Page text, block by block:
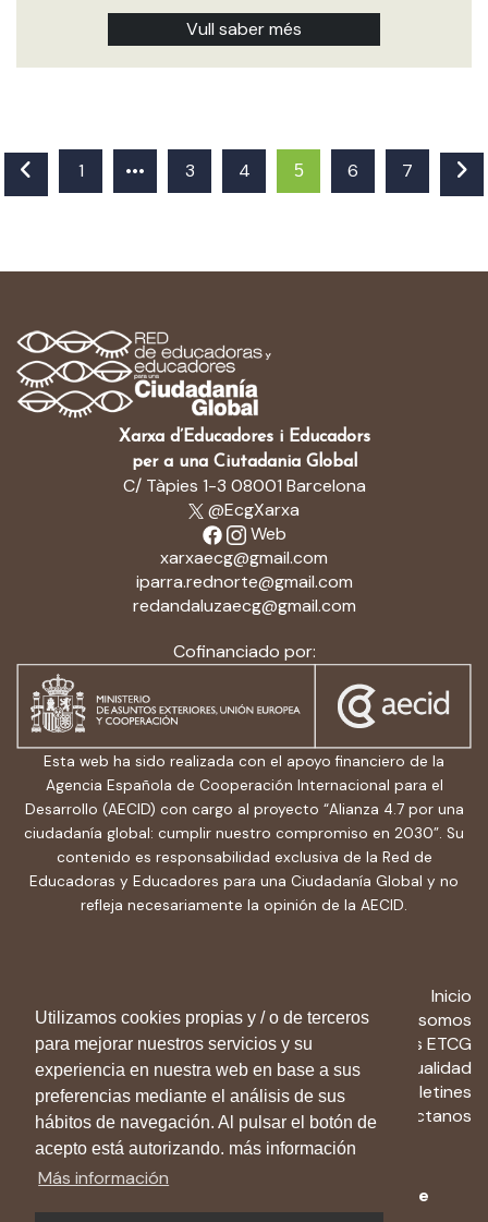
Utilizamos cookies propias y / o de terceros
para mejorar nuestros servicios y su
experiencia en nuestra web en base a sus
preferencias mediante el análisis de sus
hábitos de navegación. Al pulsar el botón de
acepto está autorizando. más información
Más información
Vull saber més
1 ••• 3 4 5 6 7
Xarxa d’Educadores i Educadors
per a una Ciutadania Global
C/ Tàpies 1-3 08001 Barcelona
@EcgXarxa
Web
xarxaecg@gmail.com
iparra.rednorte@gmail.com
redandaluzaecg@gmail.com
Cofinanciado por:
Esta web ha sido realizada con el apoyo financiero de la
Agencia Española de Cooperación Internacional para el
Desarrollo (AECID) con cargo al proyecto “Alianza 4.7 por una
ciudadanía global: cumplir nuestro compromiso en 2030”. Su
contenido es responsabilidad exclusiva de la Red de
Educadoras y Educadores para una Ciudadanía Global y no
refleja necesariamente la opinión de la AECID.
Inicio
Quiénes somos
Recursos ETCG
Actualidad
Boletines
Contactanos
Política de